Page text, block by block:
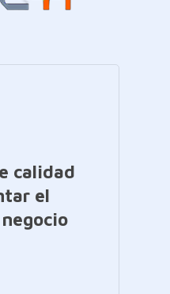
calidad
el